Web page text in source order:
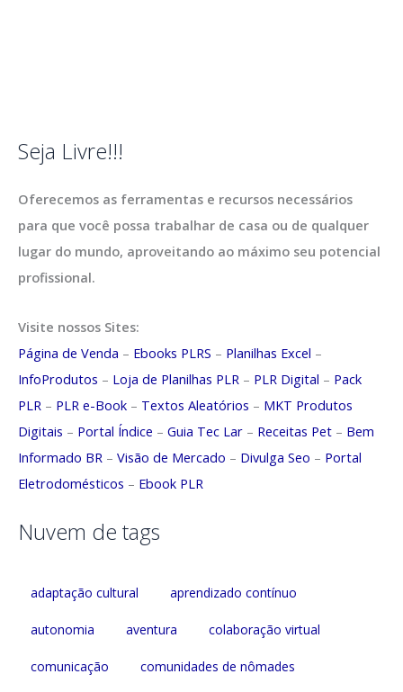
Seja Livre!!!
Oferecemos as ferramentas e recursos necessários
para que você possa trabalhar de casa ou de qualquer
lugar do mundo, aproveitando ao máximo seu potencial
profissional.
Visite nossos Sites:
Página de Venda – Ebooks PLRS – Planilhas Excel –
InfoProdutos – Loja de Planilhas PLR – PLR Digital – Pack
PLR – PLR e-Book – Textos Aleatórios – MKT Produtos
Digitais – Portal Índice – Guia Tec Lar – Receitas Pet – Bem
Informado BR – Visão de Mercado – Divulga Seo – Portal
Eletrodomésticos – Ebook PLR
Nuvem de tags
adaptação cultural aprendizado contínuo
autonomia aventura colaboração virtual
comunicação comunidades de nômades